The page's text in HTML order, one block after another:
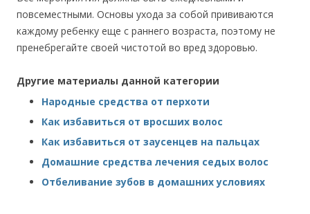
повсеместными. Основы ухода за собой прививаются
каждому ребенку еще с раннего возраста, поэтому не
пренебрегайте своей чистотой во вред здоровью.
Другие материалы данной категории
Народные средства от перхоти
Как избавиться от вросших волос
Как избавиться от заусенцев на пальцах
Домашние средства лечения седых волос
Отбеливание зубов в домашних условиях